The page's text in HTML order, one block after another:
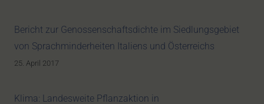
Bericht zur Genossenschaftsdichte im Siedlungsgebiet
von Sprachminderheiten Italiens und Österreichs
25. April 2017
Klima: Landesweite Pflanzaktion in